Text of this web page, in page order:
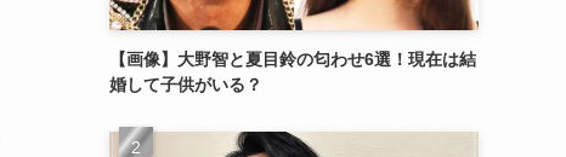
【画像】大野智と夏目鈴の匂わせ6選！現在は結
婚して子供がいる？